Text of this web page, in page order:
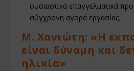
ουσιαστικά επαγγελματικά
σύγχρονη αγορά εργασίας.
Μ. Χανιώτη: «Η
είναι δύναμη και
ηλικία»